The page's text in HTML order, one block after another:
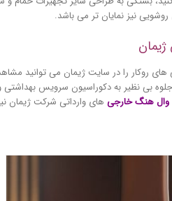
نیز نمایان تر می باشد.
روکار را در سایت ژیمان می توانید
بی نظیر به دکوراسیون سرویس بهداشتی
وال هنگ خارجی های وارداتی شرکت ژیمان